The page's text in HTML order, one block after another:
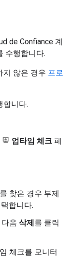
de Confiance 계
수행합니다.
지 않은 경우 프로
합니다.
업타임 체크 페
찾은 경우 부제
합니다.
음 삭제를 클릭
체크를 모니터